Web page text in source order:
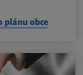
plánu obce